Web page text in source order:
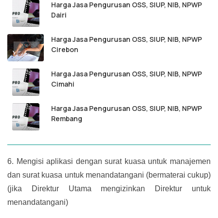
Harga Jasa Pengurusan OSS, SIUP, NIB, NPWP
Dairi
Harga Jasa Pengurusan OSS, SIUP, NIB, NPWP
Cirebon
Harga Jasa Pengurusan OSS, SIUP, NIB, NPWP
Cimahi
Harga Jasa Pengurusan OSS, SIUP, NIB, NPWP
Rembang
6. Mengisi aplikasi dengan surat kuasa untuk manajemen
dan surat kuasa untuk menandatangani (bermaterai cukup)
(jika Direktur Utama mengizinkan Direktur untuk
menandatangani)